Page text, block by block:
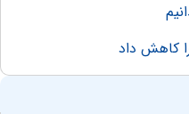
کاهش داد